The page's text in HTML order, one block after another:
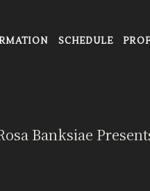
SCHEDULE
Banksiae